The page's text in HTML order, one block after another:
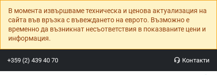
В момента извършваме техническа и ценова актуализация на
сайта във връзка с въвеждането на еврото. Възможно е
временно да възникнат несъответствия в показваните цени и
информация.
+359 (2) 439 40 70 Контакти